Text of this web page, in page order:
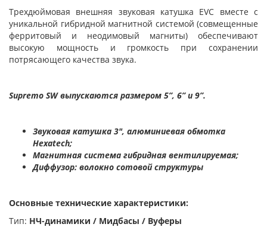
Трехдюймовая внешняя звуковая катушка EVC вместе с
уникальной гибридной магнитной системой (совмещенные
ферритовый и неодимовый магниты) обеспечивают
высокую мощность и громкость при сохранении
потрясающего качества звука.
Supremo SW выпускаются размером 5”, 6” и 9”.
Звуковая катушка 3", алюминиевая обмотка
Hexatech;
Магнитная система гибридная вентилируемая;
Диффузор: волокно сотовой структуры
Основные технические характеристики:
Тип: НЧ-динамики / Мидбасы / Вуферы